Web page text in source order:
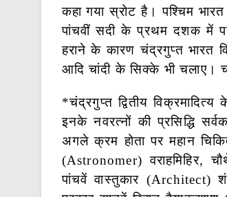
कहा गया स्रोट है। पश्चिम
पांचवीं सदी के प्रथम दशक में
हराने के कारण चंद्रगुप्त भारत
आदि चांदी के सिक्के भी चलाए।
*चंद्रगुप्त द्वितीय
इनके नवरत्नों की प्रसिद्धि
अगले क्रम होता पर महान
(Astronomer) वराहमिहिर,
पांचवें वास्तुकार (Architect)